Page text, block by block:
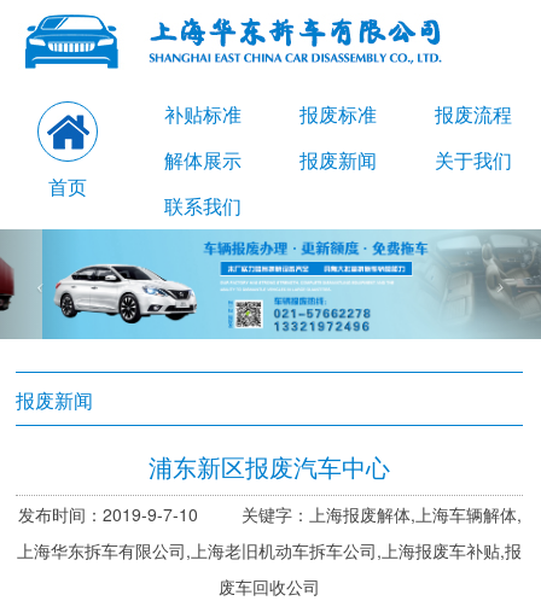
首页
补贴标准 报废标准
报废流程
解体展示
报废新闻
关于我们
联系我们
报废新闻
浦东新区报废汽车中心
发布时间：2019-9-7-10 关键字：上海报废解体,上海车辆解体,
上海华东拆车有限公司,上海老旧机动车拆车公司,上海报废车补贴,报
废车回收公司